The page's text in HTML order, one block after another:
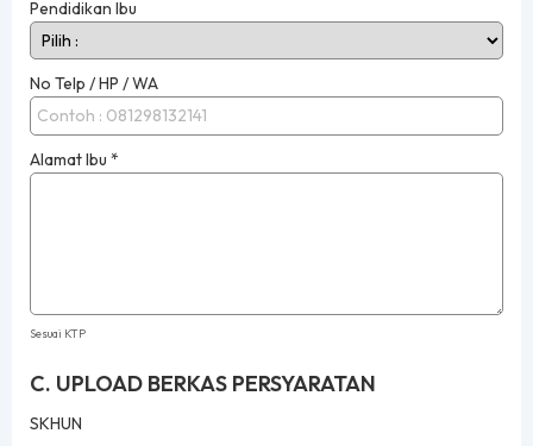
Pendidikan Ibu
No Telp / HP / WA
Alamat Ibu *
Sesuai KTP
C. UPLOAD BERKAS PERSYARATAN
SKHUN